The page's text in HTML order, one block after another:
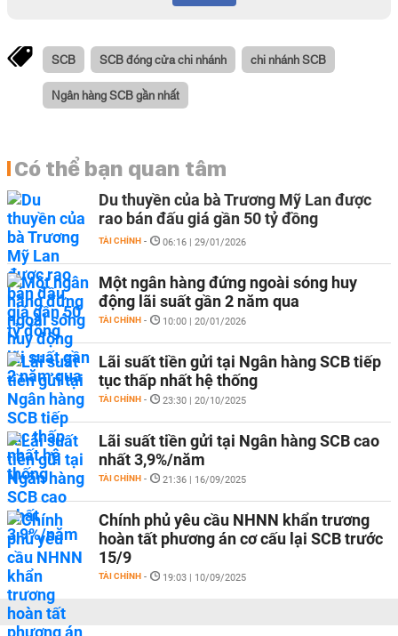
SCB SCB đóng cửa chi nhánh chi nhánh SCB
Ngân hàng SCB gần nhất
Có thể bạn quan tâm
Du thuyền của bà Trương Mỹ Lan được
rao bán đấu giá gần 50 tỷ đồng
TÀI CHÍNH - 06:16 | 29/01/2026
Một ngân hàng đứng ngoài sóng huy
động lãi suất gần 2 năm qua
TÀI CHÍNH - 10:00 | 20/01/2026
Lãi suất tiền gửi tại Ngân hàng SCB tiếp
tục thấp nhất hệ thống
TÀI CHÍNH - 23:30 | 20/10/2025
Lãi suất tiền gửi tại Ngân hàng SCB cao
nhất 3,9%/năm
TÀI CHÍNH - 21:36 | 16/09/2025
Chính phủ yêu cầu NHNN khẩn trương
hoàn tất phương án cơ cấu lại SCB trước
15/9
TÀI CHÍNH - 19:03 | 10/09/2025